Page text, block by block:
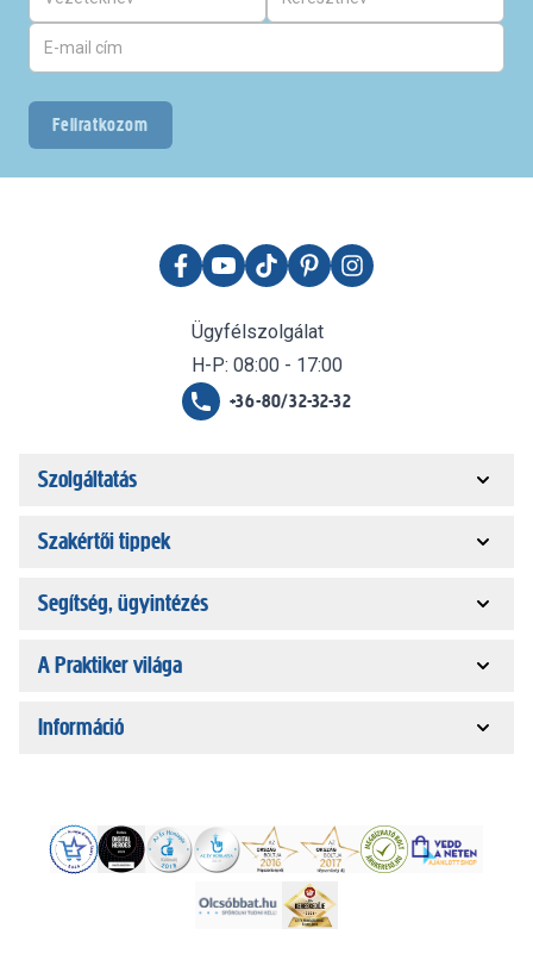
Feliratkozom
Ügyfélszolgálat
H-P: 08:00 - 17:00
+36-80/32-32-32
Szolgáltatás
Szakértői tippek
Segítség, ügyintézés
A Praktiker világa
Információ